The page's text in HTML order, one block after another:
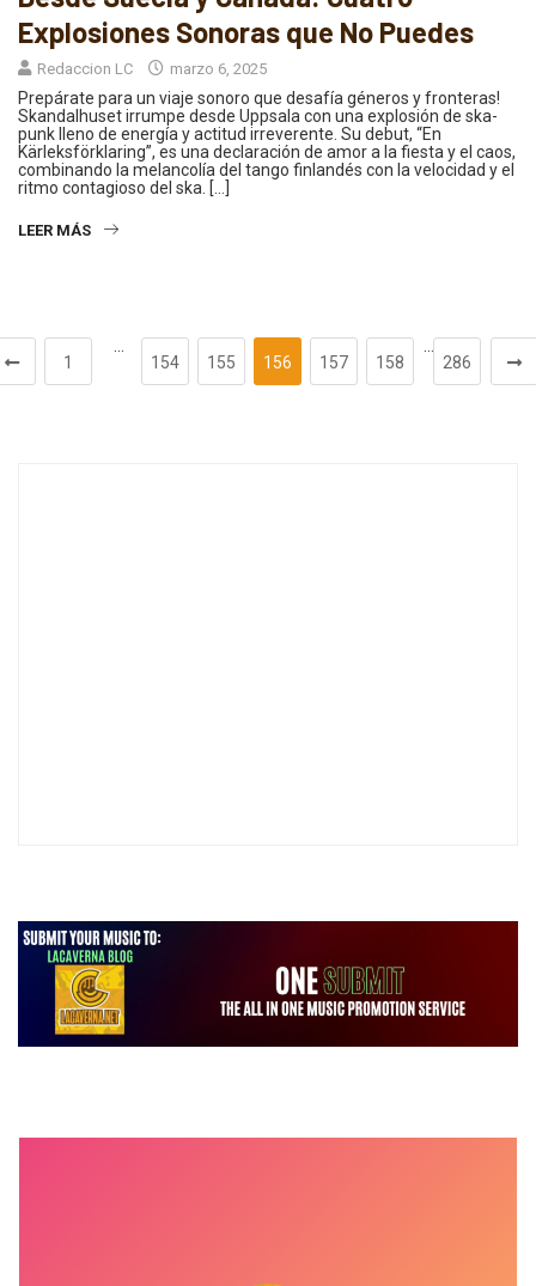
Explosiones Sonoras que No Puedes
Redaccion LC marzo 6, 2025
Prepárate para un viaje sonoro que desafía géneros y fronteras!
Skandalhuset irrumpe desde Uppsala con una explosión de ska-
punk lleno de energía y actitud irreverente. Su debut, “En
Kärleksförklaring”, es una declaración de amor a la fiesta y el caos,
combinando la melancolía del tango finlandés con la velocidad y el
ritmo contagioso del ska. […]
LEER MÁS
1
154
155 156 157 158
286